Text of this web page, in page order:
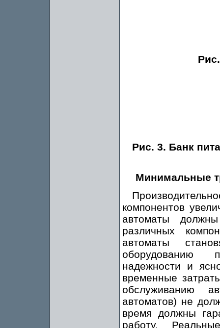
Рис. 3. Банк
Минимальные
компонентов
автоматы должны
различных
автоматы
оборудованию
надежности и
временные
обслуживанию
автоматов) не
время должны
работу.